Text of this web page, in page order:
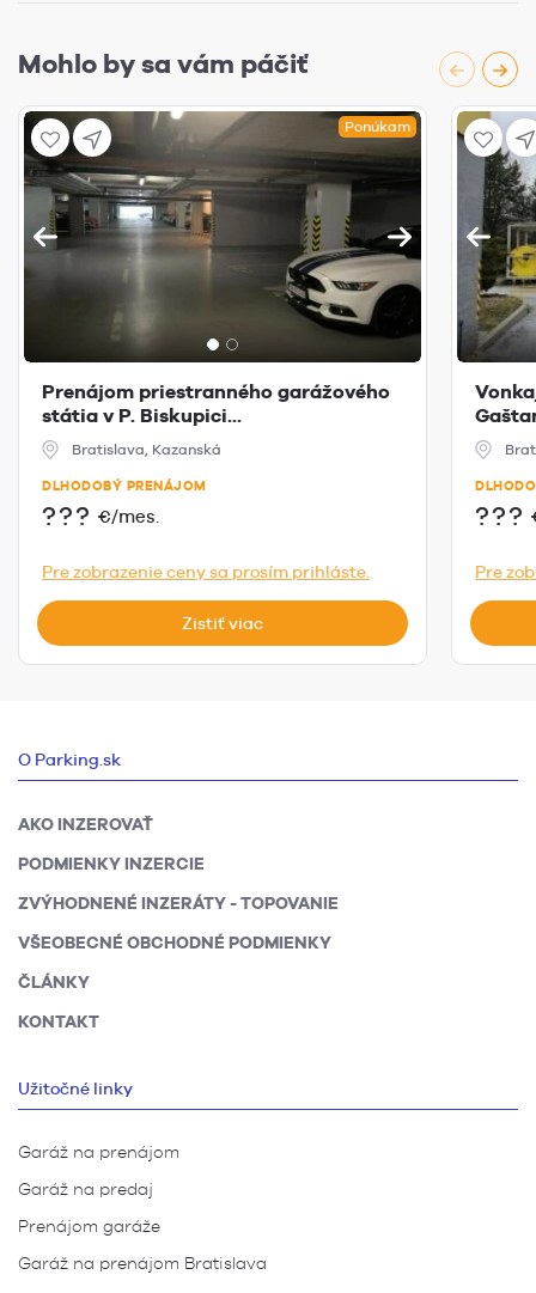
Mohlo by sa vám páčiť
Ponúkam
Prenájom priestranného garážového
státia v P. Biskupici...
Bratislava, Kazanská
DLHODOBÝ PRENÁJOM
??? €/mes.
Pre zobrazenie ceny sa prosím prihláste.
Zistiť viac
???
Pre
O Parking.sk
AKO INZEROVAŤ
PODMIENKY INZERCIE
ZVÝHODNENÉ INZERÁTY - TOPOVANIE
VŠEOBECNÉ OBCHODNÉ PODMIENKY
ČLÁNKY
KONTAKT
Užitočné linky
Garáž na prenájom
Garáž na predaj
Prenájom garáže
Garáž na prenájom Bratislava